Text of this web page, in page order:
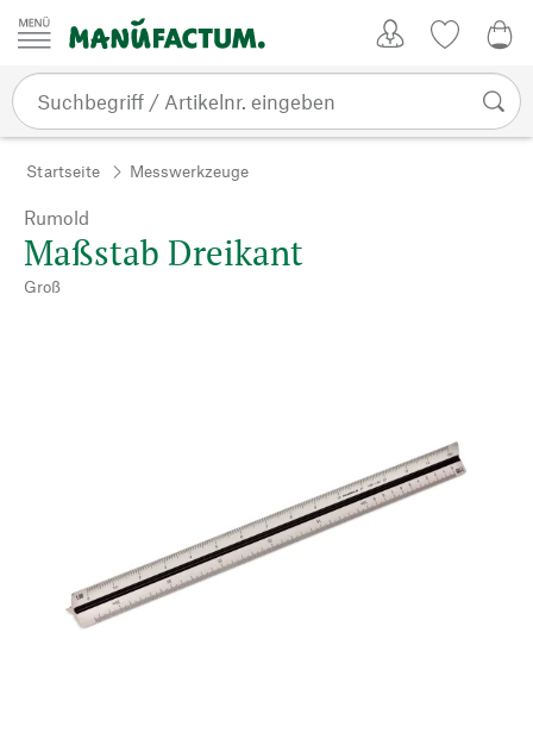
Zum Inhalt springen
Startseite Messwerkzeuge
Rumold
Maßstab Dreikant
Groß